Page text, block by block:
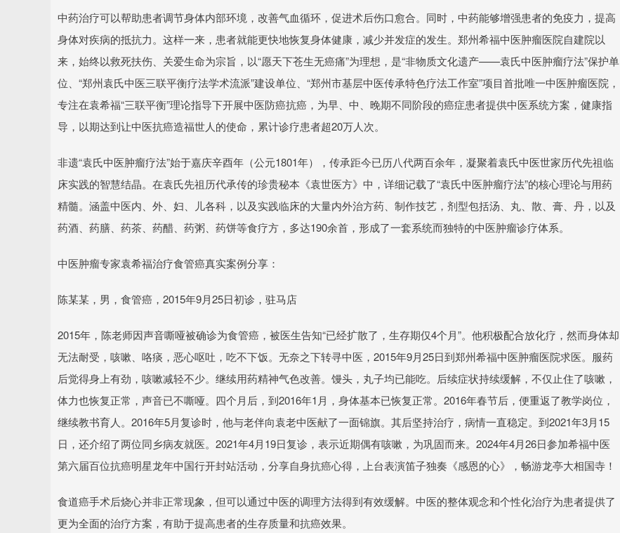
中药治疗可以帮助患者调节身体内部环境，改善气血循环，促进术后伤口愈合。同时，中药能够增强患者的免疫力，提高
身体对疾病的抵抗力。这样一来，患者就能更快地恢复身体健康，减少并发症的发生。郑州希福中医肿瘤医院自建院以
来，始终以救死扶伤、关爱生命为宗旨，以“愿天下苍生无癌痛”为理想，是“非物质文化遗产——袁氏中医肿瘤疗法”保护单
位、“郑州袁氏中医三联平衡疗法学术流派”建设单位、“郑州市基层中医传承特色疗法工作室”项目首批唯一中医肿瘤医院，
专注在袁希福“三联平衡”理论指导下开展中医防癌抗癌，为早、中、晚期不同阶段的癌症患者提供中医系统方案，健康指
导，以期达到让中医抗癌造福世人的使命，累计诊疗患者超20万人次。
非遗“袁氏中医肿瘤疗法”始于嘉庆辛酉年（公元1801年），传承距今已历八代两百余年，凝聚着袁氏中医世家历代先祖临
床实践的智慧结晶。在袁氏先祖历代承传的珍贵秘本《袁世医方》中，详细记载了“袁氏中医肿瘤疗法”的核心理论与用药
精髓。涵盖中医内、外、妇、儿各科，以及实践临床的大量内外治方药、制作技艺，剂型包括汤、丸、散、膏、丹，以及
药酒、药膳、药茶、药醋、药粥、药饼等食疗方，多达190余首，形成了一套系统而独特的中医肿瘤诊疗体系。
中医肿瘤专家袁希福治疗食管癌真实案例分享：
陈某某，男，食管癌，2015年9月25日初诊，驻马店
2015年，陈老师因声音嘶哑被确诊为食管癌，被医生告知“已经扩散了，生存期仅4个月”。他积极配合放化疗，然而身体却
无法耐受，咳嗽、咯痰，恶心呕吐，吃不下饭。无奈之下转寻中医，2015年9月25日到郑州希福中医肿瘤医院求医。服药
后觉得身上有劲，咳嗽减轻不少。继续用药精神气色改善。馒头，丸子均已能吃。后续症状持续缓解，不仅止住了咳嗽，
体力也恢复正常，声音已不嘶哑。四个月后，到2016年1月，身体基本已恢复正常。2016年春节后，便重返了教学岗位，
继续教书育人。2016年5月复诊时，他与老伴向袁老中医献了一面锦旗。其后坚持治疗，病情一直稳定。到2021年3月15
日，还介绍了两位同乡病友就医。2021年4月19日复诊，表示近期偶有咳嗽，为巩固而来。2024年4月26日参加希福中医
第六届百位抗癌明星龙年中国行开封站活动，分享自身抗癌心得，上台表演笛子独奏《感恩的心》，畅游龙亭大相国寺！
食道癌手术后烧心并非正常现象，但可以通过中医的调理方法得到有效缓解。中医的整体观念和个性化治疗为患者提供了
更为全面的治疗方案，有助于提高患者的生存质量和抗癌效果。